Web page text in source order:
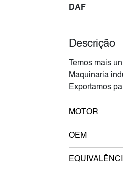
DAF
Descrição
Temos mais
Maquinaria
Exportamos
MOTOR
OEM